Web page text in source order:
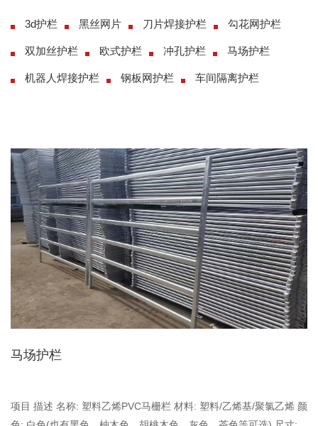
3d护栏 黑丝网片 刀片焊接护栏 勾花网护栏
双加丝护栏 欧式护栏 冲孔护栏 马场护栏
机器人焊接护栏 钢板网护栏 车间隔离护栏
马场护栏
项目 描述 名称: 塑料乙烯PVC马栅栏 材料: 塑料/乙烯基/聚氯乙烯 颜